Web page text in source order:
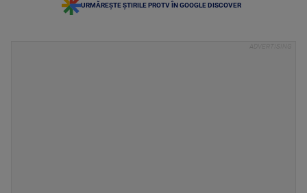
URMĂREȘTE ȘTIRILE PROTV ÎN GOOGLE DISCOVER